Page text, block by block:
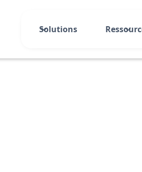
Solutions